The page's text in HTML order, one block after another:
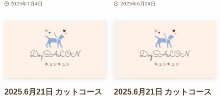
2025年7月4日 2025年6月24日
2025.6月21日 カットコース
2025.6月21日 カットコース